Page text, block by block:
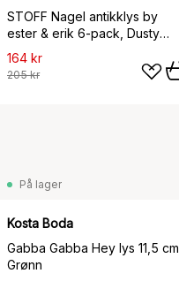
STOFF Nagel antikklys by
ester & erik 6-pack, Dusty
green
164 kr
205 kr
På lager
Kosta Boda
Gabba Gabba Hey lys 11,5 cm,
Grønn